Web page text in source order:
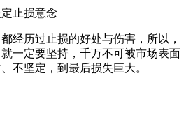
止损意念
经历过止损的好处与伤害，所以，
一定要坚持，千万不可被市场表面
不坚定，到最后损失巨大。